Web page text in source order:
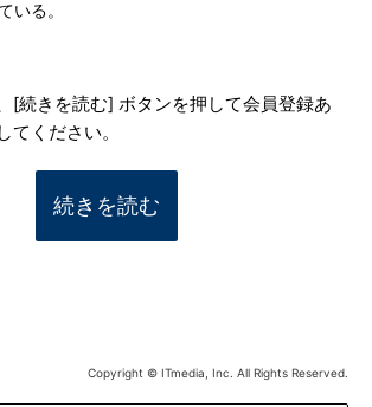
いる。
[続きを読む] ボタンを押して会員登録あ
てください。
続きを読む
Copyright © ITmedia, Inc. All Rights Reserved.